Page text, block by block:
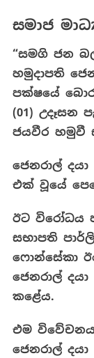
සමාජ
“සමගි ජන
හමුදාපති
පක්ෂයේ
(01)
ජයවීර හමුවී
‌‌ජෙනරාල්
එක් වූයේ
ඊට විරෝධය
සභාපති
ෆොන්සේකා
ජෙනරාල්
කළේය.
එම
ජෙනරාල්